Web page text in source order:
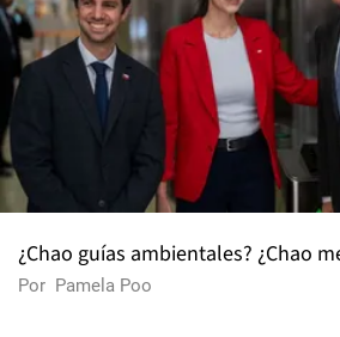
¿Chao guías ambientales? ¿Chao
Por Pamela Poo